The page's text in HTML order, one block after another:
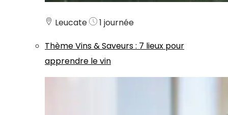
Leucate
1 journée
ThèmeVins & Saveurs: 7 lieux pour
apprendre le vin